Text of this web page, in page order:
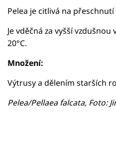
Pelea je citlivá na
Je vděčná za vyšší
20°C.
Množení:
Výtrusy a dělením starších
Pelea/Pellaea falcata, Foto: